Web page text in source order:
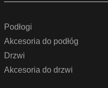
Podłogi
Akcesoria do podłóg
Drzwi
Akcesoria do drzwi